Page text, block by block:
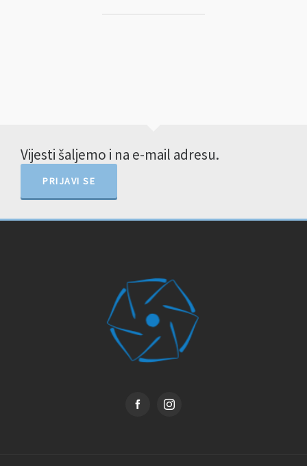
Vijesti šaljemo i na e-mail adresu.
PRIJAVI SE